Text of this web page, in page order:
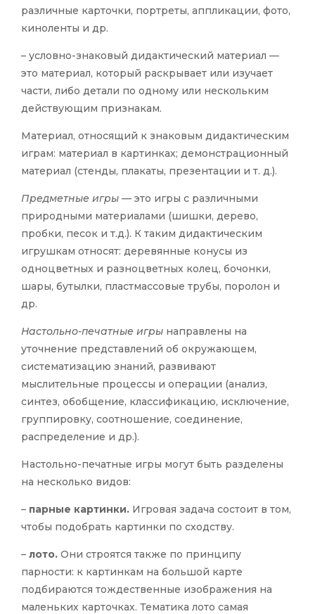
различные карточки, портреты, аппликации, фото,
киноленты и др.
– условно-знаковый дидактический материал —
это материал, который раскрывает или изучает
части, либо детали по одному или нескольким
действующим признакам.
Материал, относящий к знаковым дидактическим
играм: материал в картинках; демонстрационный
материал (стенды, плакаты, презентации и т. д.).
Предметные игры — это игры с различными
природными материалами (шишки, дерево,
пробки, песок и т.д.). К таким дидактическим
игрушкам относят: деревянные конусы из
одноцветных и разноцветных колец, бочонки,
шары, бутылки, пластмассовые трубы, поролон и
др.
Настольно-печатные игры направлены на
уточнение представлений об окружающем,
систематизацию знаний, развивают
мыслительные процессы и операции (анализ,
синтез, обобщение, классификацию, исключение,
группировку, соотношение, соединение,
распределение и др.).
Настольно-печатные игры могут быть разделены
на несколько видов:
– парные картинки. Игровая задача состоит в том,
чтобы подобрать картинки по сходству.
– лото. Они строятся также по принципу
парности: к картинкам на большой карте
подбираются тождественные изображения на
маленьких карточках. Тематика лото самая